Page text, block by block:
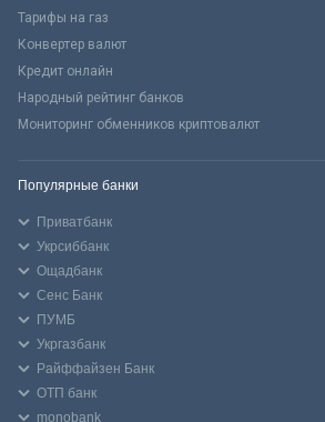
Тарифы на газ
Конвертер валют
Кредит онлайн
Народный рейтинг банков
Мониторинг обменников криптовалют
Популярные банки
Приватбанк
Укрсиббанк
Ощадбанк
Сенс Банк
ПУМБ
Укргазбанк
Райффайзен Банк
ОТП банк
monobank